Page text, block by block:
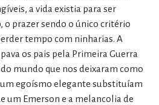
a vida existia para ser
o prazer sendo o único critério
tempo com ninharias. A
os pais pela Primeira Guerra
mundo que nos deixaram como
um egoísmo elegante substituíam
um Emerson e a melancolia de